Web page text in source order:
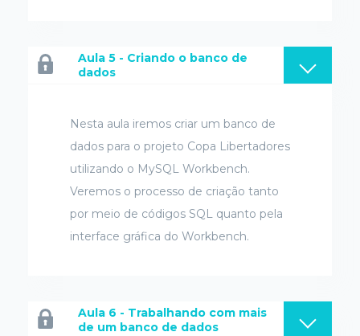
Aula 5 - Criando o banco de
dados
Nesta aula iremos criar um banco de
dados para o projeto Copa Libertadores
utilizando o MySQL Workbench.
Veremos o processo de criação tanto
por meio de códigos SQL quanto pela
interface gráfica do Workbench.
Aula 6 - Trabalhando com mais
de um banco de dados